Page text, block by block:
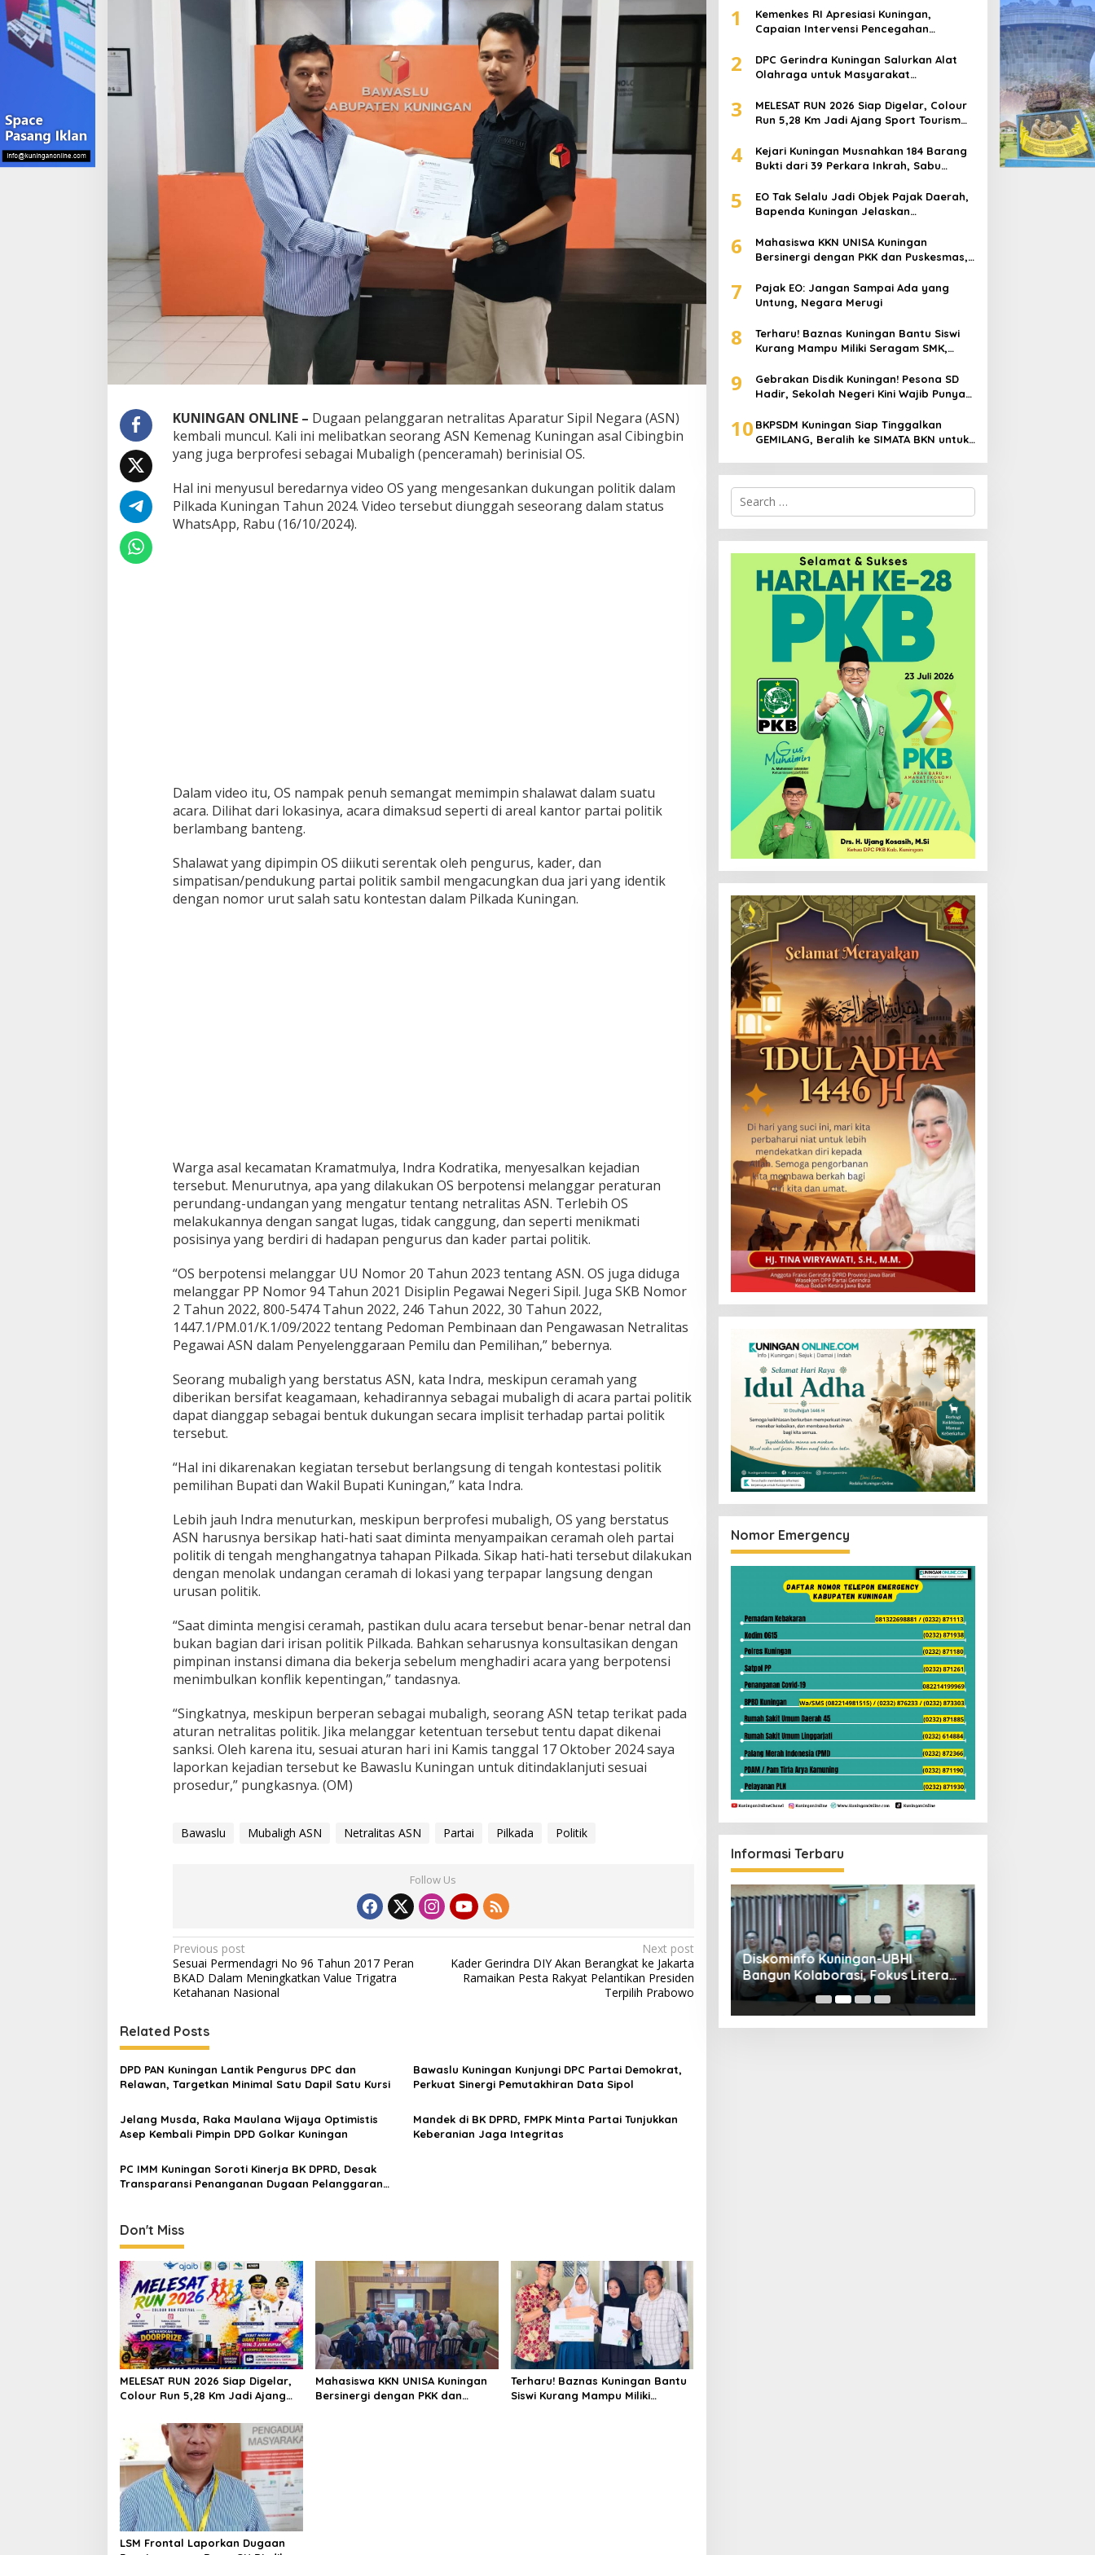
KUNINGAN ONLINE – Dugaan pelanggaran netralitas Aparatur Sipil Negara (ASN)
kembali muncul. Kali ini melibatkan seorang ASN Kemenag Kuningan asal Cibingbin
yang juga berprofesi sebagai Mubaligh (penceramah) berinisial OS.
Hal ini menyusul beredarnya video OS yang mengesankan dukungan politik dalam
Pilkada Kuningan Tahun 2024. Video tersebut diunggah seseorang dalam status
WhatsApp, Rabu (16/10/2024).
Dalam video itu, OS nampak penuh semangat memimpin shalawat dalam suatu
acara. Dilihat dari lokasinya, acara dimaksud seperti di areal kantor partai politik
berlambang banteng.
Shalawat yang dipimpin OS diikuti serentak oleh pengurus, kader, dan
simpatisan/pendukung partai politik sambil mengacungkan dua jari yang identik
dengan nomor urut salah satu kontestan dalam Pilkada Kuningan.
Warga asal kecamatan Kramatmulya, Indra Kodratika, menyesalkan kejadian
tersebut. Menurutnya, apa yang dilakukan OS berpotensi melanggar peraturan
perundang-undangan yang mengatur tentang netralitas ASN. Terlebih OS
melakukannya dengan sangat lugas, tidak canggung, dan seperti menikmati
posisinya yang berdiri di hadapan pengurus dan kader partai politik.
“OS berpotensi melanggar UU Nomor 20 Tahun 2023 tentang ASN. OS juga diduga
melanggar PP Nomor 94 Tahun 2021 Disiplin Pegawai Negeri Sipil. Juga SKB Nomor
2 Tahun 2022, 800-5474 Tahun 2022, 246 Tahun 2022, 30 Tahun 2022,
1447.1/PM.01/K.1/09/2022 tentang Pedoman Pembinaan dan Pengawasan Netralitas
Pegawai ASN dalam Penyelenggaraan Pemilu dan Pemilihan,” bebernya.
Seorang mubaligh yang berstatus ASN, kata Indra, meskipun ceramah yang
diberikan bersifat keagamaan, kehadirannya sebagai mubaligh di acara partai politik
dapat dianggap sebagai bentuk dukungan secara implisit terhadap partai politik
tersebut.
“Hal ini dikarenakan kegiatan tersebut berlangsung di tengah kontestasi politik
pemilihan Bupati dan Wakil Bupati Kuningan,” kata Indra.
Lebih jauh Indra menuturkan, meskipun berprofesi mubaligh, OS yang berstatus
ASN harusnya bersikap hati-hati saat diminta menyampaikan ceramah oleh partai
politik di tengah menghangatnya tahapan Pilkada. Sikap hati-hati tersebut dilakukan
dengan menolak undangan ceramah di lokasi yang terpapar langsung dengan
urusan politik.
“Saat diminta mengisi ceramah, pastikan dulu acara tersebut benar-benar netral dan
bukan bagian dari irisan politik Pilkada. Bahkan seharusnya konsultasikan dengan
pimpinan instansi dimana dia bekerja sebelum menghadiri acara yang berpotensi
menimbulkan konflik kepentingan,” tandasnya.
“Singkatnya, meskipun berperan sebagai mubaligh, seorang ASN tetap terikat pada
aturan netralitas politik. Jika melanggar ketentuan tersebut tentu dapat dikenai
sanksi. Oleh karena itu, sesuai aturan hari ini Kamis tanggal 17 Oktober 2024 saya
laporkan kejadian tersebut ke Bawaslu Kuningan untuk ditindaklanjuti sesuai
prosedur,” pungkasnya. (OM)
Bawaslu Mubaligh ASN Netralitas ASN Partai Pilkada Politik
Follow Us
Post
navigation
Previous post
Sesuai Permendagri No 96 Tahun 2017 Peran
BKAD Dalam Meningkatkan Value Trigatra
Ketahanan Nasional
Next post
Kader Gerindra DIY Akan Berangkat ke Jakarta
Ramaikan Pesta Rakyat Pelantikan Presiden
Terpilih Prabowo
Related Posts
DPD PAN Kuningan Lantik Pengurus DPC dan
Relawan, Targetkan Minimal Satu Dapil Satu Kursi
Bawaslu Kuningan Kunjungi DPC Partai Demokrat,
Perkuat Sinergi Pemutakhiran Data Sipol
Jelang Musda, Raka Maulana Wijaya Optimistis
Asep Kembali Pimpin DPD Golkar Kuningan
Mandek di BK DPRD, FMPK Minta Partai Tunjukkan
Keberanian Jaga Integritas
PC IMM Kuningan Soroti Kinerja BK DPRD, Desak
Transparansi Penanganan Dugaan Pelanggaran
Don't Miss
MELESAT RUN 2026 Siap Digelar,
Colour Run 5,28 Km Jadi Ajang
Kuningan
Mahasiswa KKN UNISA Kuningan
Bersinergi dengan PKK dan
Terharu! Baznas Kuningan Bantu
Siswi Kurang Mampu Miliki
LSM Frontal Laporkan Dugaan
1
Kemenkes RI Apresiasi Kuningan,
Capaian Intervensi Pencegahan
2
DPC Gerindra Kuningan Salurkan Alat
Olahraga untuk Masyarakat
Generasi Muda
3
MELESAT RUN 2026 Siap Digelar, Colour
Run 5,28 Km Jadi Ajang Sport Tourism
4
Kejari Kuningan Musnahkan 184 Barang
Bukti dari 39 Perkara Inkrah, Sabu
5
EO Tak Selalu Jadi Objek Pajak Daerah,
Bapenda Kuningan Jelaskan
6
Mahasiswa KKN UNISA Kuningan
Bersinergi dengan PKK dan Puskesmas,
hingga Perawatan Lansia
7
Pajak EO: Jangan Sampai Ada yang
Untung, Negara Merugi
8
Terharu! Baznas Kuningan Bantu Siswi
Kurang Mampu Miliki Seragam SMK,
Padam
9
Gebrakan Disdik Kuningan! Pesona SD
Hadir, Sekolah Negeri Kini Wajib Punya
10 BKPSDM Kuningan Siap Tinggalkan
GEMILANG, Beralih ke SIMATA BKN untuk
Search
for:
Nomor Emergency
Informasi Terbaru
Alhamdulillah! Rofia Lolos,
Penampilan “Pesta Panen” Elvy
Sukaesih Berbuah Manis
Diskominfo Kuningan-UBHI
Bangun Kolaborasi, Fokus Literasi
Digital hingga Desa Digital